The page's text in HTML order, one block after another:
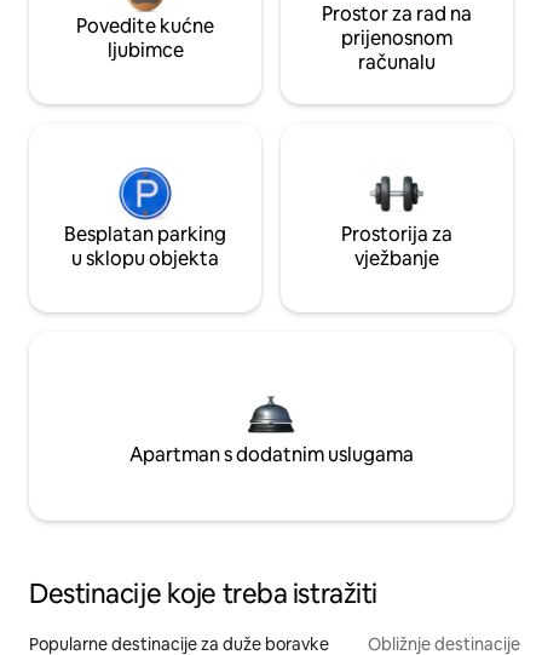
Povedite kućne
ljubimce
Prostor za rad na
prijenosnom
računalu
Besplatan parking
u sklopu objekta
Prostorija za
vježbanje
Apartman s dodatnim uslugama
Destinacije koje treba istražiti
Popularne destinacije za duže boravke Obližnje destinacije